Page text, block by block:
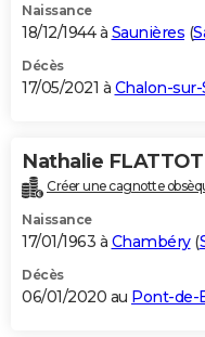
Naissance
18/12/1944 à Saunières (
Décès
17/05/2021 à Chalon-sur-
Nathalie FLATTOT
Créer une cagnotte
Naissance
17/01/1963 à Chambéry(
Décès
06/01/2020 au Pont-de-